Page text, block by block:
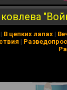
| В цепких лапах |
| Разведопрос